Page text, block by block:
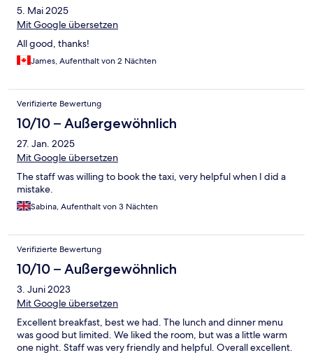
5. Mai 2025
Mit Google übersetzen
All good, thanks!
James, Aufenthalt von 2 Nächten
Verifizierte Bewertung
10/10 – Außergewöhnlich
27. Jan. 2025
Mit Google übersetzen
The staff was willing to book the taxi, very helpful when I did a
mistake.
Sabina, Aufenthalt von 3 Nächten
Verifizierte Bewertung
10/10 – Außergewöhnlich
3. Juni 2023
Mit Google übersetzen
Excellent breakfast, best we had. The lunch and dinner menu
was good but limited. We liked the room, but was a little warm
one night. Staff was very friendly and helpful. Overall excellent.